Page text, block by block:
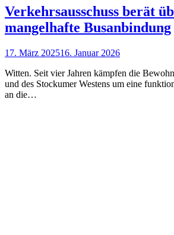
Verkehrsausschuss berät
mangelhafte Busanbindung
17. März 202516. Januar 2026
Witten. Seit vier Jahren kämpfen die
und des Stockumer Westens um eine
an die…